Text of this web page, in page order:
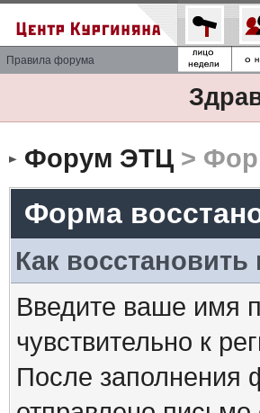
Правила форума
Форум ЭТЦ>
Форма
Как восстановить
Введите ваше имя
чувствительно к
После заполнения